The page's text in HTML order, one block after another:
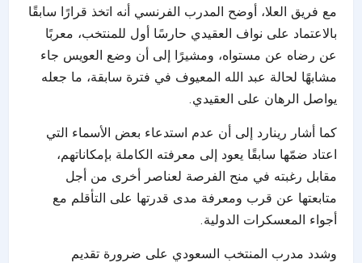
مع فريق العلا، أوضح المدرب الفرنسي أنه اتخذ قرارًا سابقًا
بالاعتماد على نواف العقيدي حارسًا أول للمنتخب، معربًا
عن رضاه عن مستواه، ومشيرًا إلى أن وضع العويس جاء
مشابهًا لحالة عبد الله المعيوف في فترة سابقة، ما جعله
يواصل الرهان على العقيدي.
كما أشار رينارد إلى أن عدم استدعاء بعض الأسماء التي
اعتاد ضمّها سابقًا يعود إلى معرفته الكاملة بإمكاناتهم،
مقابل رغبته في منح الفرصة لعناصر أخرى من أجل
متابعتها عن قرب ومعرفة مدى قدرتها على التأقلم مع
أجواء المعسكرات الدولية.
وشدد مدرب المنتخب السعودي على ضرورة تقديم